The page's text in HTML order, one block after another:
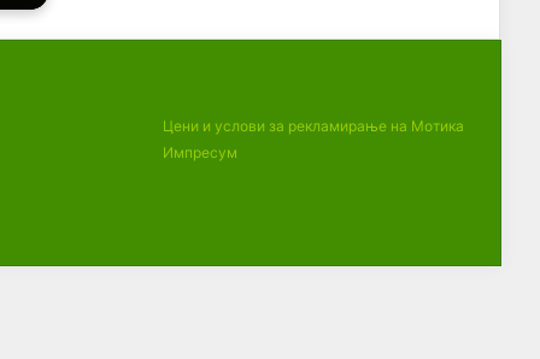
Цени и услови за рекламирање на Мотика
Импресум